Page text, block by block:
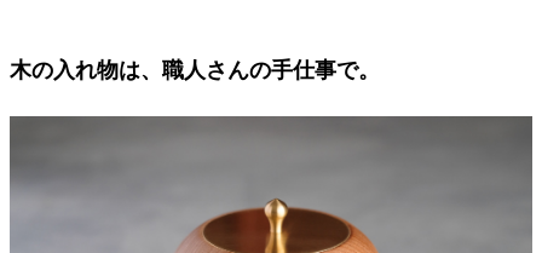
木の入れ物は、職人さんの手仕事で。